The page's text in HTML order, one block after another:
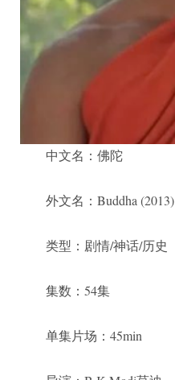
中文名：佛陀
外文名：Buddha (2013)
类型：剧情/神话/历史
集数：54集
单集片场：45min